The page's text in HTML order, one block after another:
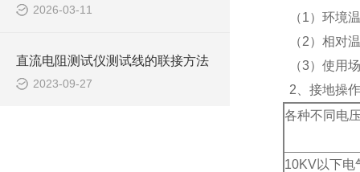
2026-03-11
直流电阻测试仪测试线的联接方法
2023-09-27
（1）环境
（2）相对
（3）使用
2、接地操
各种不同电
10KV以下电